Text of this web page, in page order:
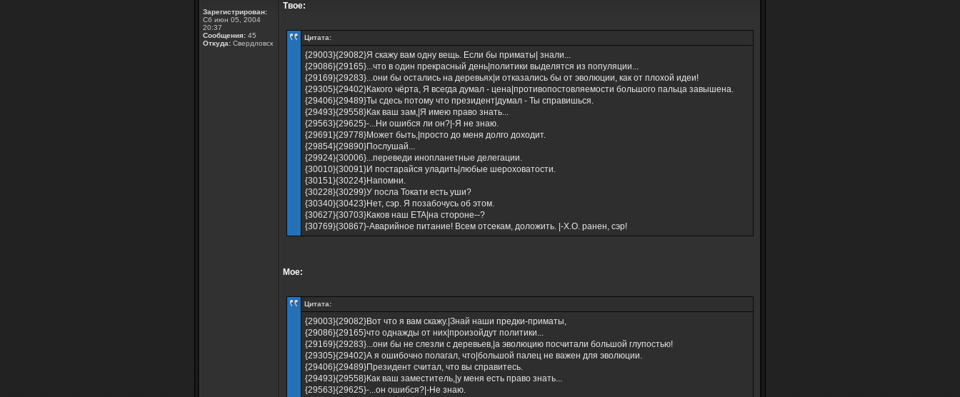
Зарегистрирован:
Сб июн 05, 2004
20:37
Сообщения: 45
Откуда: Свердловск
Твое:
Цитата:
{29003}{29082}Я скажу вам одну вещь. Если бы приматы| знали...
{29086}{29165}...что в один прекрасный день|политики выделятся из популяции...
{29169}{29283}...они бы остались на деревьях|и отказались бы от эволюции, как от плохой идеи!
{29305}{29402}Какого чёрта, Я всегда думал - цена|противопостовляемости большого пальца завышена.
{29406}{29489}Ты сдесь потому что президент|думал - Ты справишься.
{29493}{29558}Как ваш зам,|Я имею право знать...
{29563}{29625}-...Ни ошибся ли он?|-Я не знаю.
{29691}{29778}Может быть,|просто до меня долго доходит.
{29854}{29890}Послушай...
{29924}{30006}...переведи инопланетные делегации.
{30010}{30091}И постарайся уладить|любые шероховатости.
{30151}{30224}Напомни.
{30228}{30299}У посла Токати есть уши?
{30340}{30423}Нет, сэр. Я позабочусь об этом.
{30627}{30703}Каков наш ETA|на стороне--?
{30769}{30867}-Аварийное питание! Всем отсекам, доложить. |-X.O. ранен, сэр!
Мое:
Цитата:
{29003}{29082}Вот что я вам скажу.|Знай наши предки-приматы,
{29086}{29165}что однажды от них|произойдут политики...
{29169}{29283}...они бы не слезли с деревьев,|а эволюцию посчитали большой глупостью!
{29305}{29402}А я ошибочно полагал, что|большой палец не важен для эволюции.
{29406}{29489}Президент считал, что вы справитесь.
{29493}{29558}Как ваш заместитель,|у меня есть право знать...
{29563}{29625}-...он ошибся?|-Не знаю.